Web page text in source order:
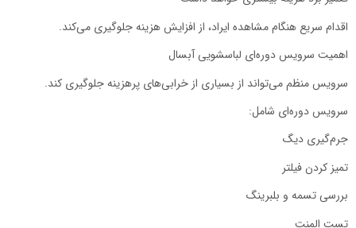
اقدام سریع هنگام مشاهده ایراد، از افزایش هزینه جلوگیری می‌کند.
اهمیت سرویس دوره‌ای لباسشویی آبسال
سرویس منظم می‌تواند از بسیاری از خرابی‌های پرهزینه جلوگیری کند.
سرویس دوره‌ای شامل:
جرم‌گیری دیگ
تمیز کردن فیلتر
بررسی تسمه و بلبرینگ
تست المنت